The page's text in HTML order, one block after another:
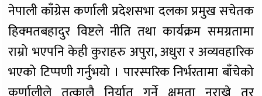
नेपाली काँग्रेस कर्णाली प्रदेशसभा दलका प्रमुख सचेतक
हिक्मतबहादुर विष्टले नीति तथा कार्यक्रम समग्रतामा
राम्रो भएपनि केही कुराहरु अपुरा, अधुरा र अव्यवहारिक
भएको टिप्पणी गर्नुभयो । पारस्परिक निर्भरतामा बाँचेको